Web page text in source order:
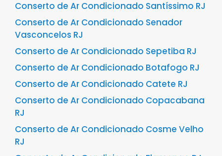
Conserto de Ar Condicionado Santíssimo RJ
Conserto de Ar Condicionado Senador
Vasconcelos RJ
Conserto de Ar Condicionado Sepetiba RJ
Conserto de Ar Condicionado Botafogo RJ
Conserto de Ar Condicionado Catete RJ
Conserto de Ar Condicionado Copacabana
RJ
Conserto de Ar Condicionado Cosme Velho
RJ